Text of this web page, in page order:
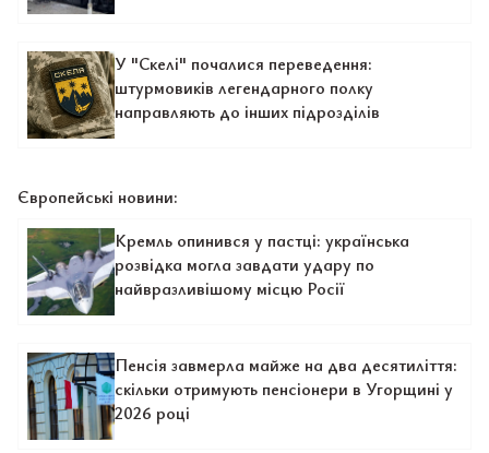
У "Скелі" почалися переведення:
штурмовиків легендарного полку
направляють до інших підрозділів
Європейські новини:
Кремль опинився у пастці: українська
розвідка могла завдати удару по
найвразливішому місцю Росії
Пенсія завмерла майже на два десятиліття:
скільки отримують пенсіонери в Угорщині у
2026 році